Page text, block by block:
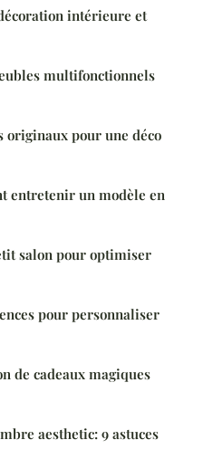
intérieure et
multifonctionnels
originaux pour une déco
entretenir un modèle en
salon pour optimiser
pour personnaliser
de cadeaux magiques
aesthetic: 9 astuces